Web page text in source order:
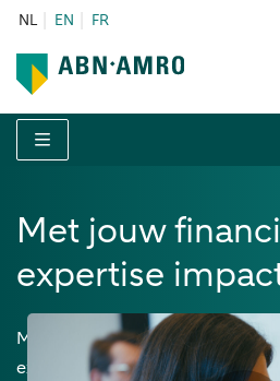
NL EN FR
Menu
Met jouw
expertise
Met finance in de vingers als
expertise als echte ondernemer